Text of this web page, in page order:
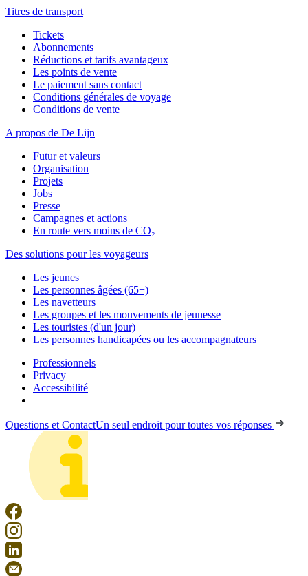
Titres de transport
Tickets
Abonnements
Réductions et tarifs avantageux
Les points de vente
Le paiement sans contact
Conditions générales de voyage
Conditions de vente
A propos de De Lijn
Futur et valeurs
Organisation
Projets
Jobs
Presse
Campagnes et actions
En route vers moins de CO₂
Des solutions pour les voyageurs
Les jeunes
Les personnes âgées (65+)
Les navetteurs
Les groupes et les mouvements de jeunesse
Les touristes (d'un jour)
Les personnes handicapées ou les accompagnateurs
Professionnels
Privacy
Accessibilité
Questions et ContactUn seul endroit pour toutes vos réponses